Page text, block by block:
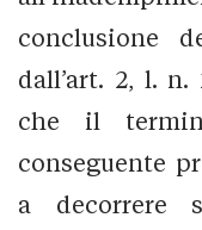
conclusione
dall’art. 2, l. n.
che il
conseguente
a decorrere